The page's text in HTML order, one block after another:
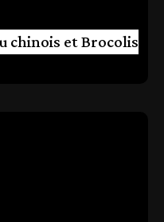
chinois et Brocolis